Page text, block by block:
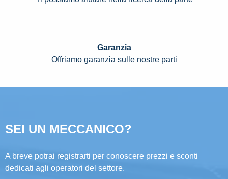
Garanzia
Offriamo garanzia sulle nostre parti
SEI UN MECCANICO?
A breve potrai registrarti per conoscere prezzi e sconti
dedicati agli operatori del settore.